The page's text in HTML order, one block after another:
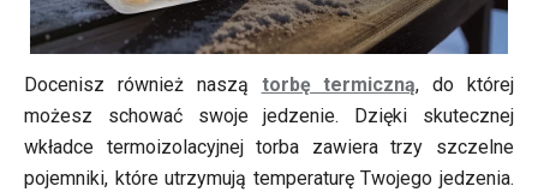
Docenisz również naszą torbę termiczną, do której
możesz schować swoje jedzenie. Dzięki skutecznej
wkładce termoizolacyjnej torba zawiera trzy szczelne
pojemniki, które utrzymują temperaturę Twojego jedzenia.